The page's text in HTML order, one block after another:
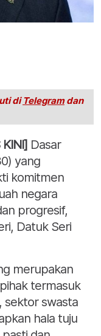
di Telegramdan
Dasar
yang
komitmen
negara
progresif,
Datuk Seri
merupakan
termasuk
sektor swasta
hala tuju